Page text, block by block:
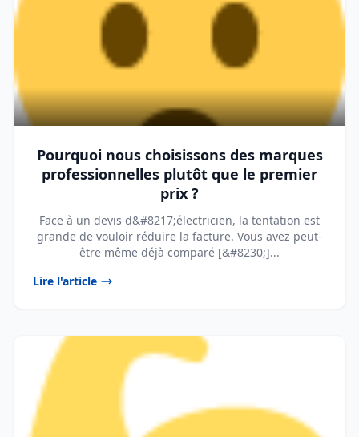
Pourquoi nous choisissons des marques
professionnelles plutôt que le premier
prix ?
Face à un devis d&#8217;électricien, la tentation est
grande de vouloir réduire la facture. Vous avez peut-
être même déjà comparé [&#8230;]...
Lire l'article